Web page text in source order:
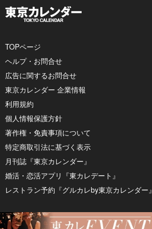
TOPページ
ヘルプ・お問合せ
広告に関するお問合せ
東京カレンダー 企業情報
利用規約
個人情報保護方針
著作権・免責事項について
特定商取引法に基づく表示
月刊誌『東京カレンダー』
婚活・恋活アプリ『東カレデート』
レストラン予約『グルカレby東京カレンダー』